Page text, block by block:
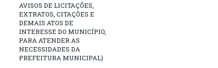
AVISOS DE LICITAÇÕES,
EXTRATOS, CITAÇÕES E
DEMAIS ATOS DE
INTERESSE DO MUNICÍPIO,
PARA ATENDER AS
NECESSIDADES DA
PREFEITURA MUNICIPAL)